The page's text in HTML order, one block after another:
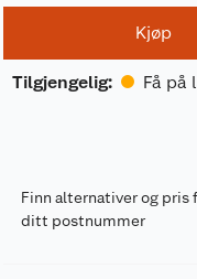
Kjøp
Tilgjengelig: Få på
Finn alternativer og pris
ditt postnummer